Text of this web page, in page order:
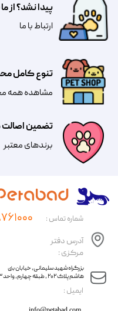
تضمین اصالت
​​برندهای معتبر​​​​​​​
تنوع کامل
مشاهده همه
پیدا نشد؟
​​​ارتباط با ما
​ایمیل :
آدرس دفتر
مرکزی :
​​بزرگراه شهید سلیمانی، خیابان بنی
هاشم پلاک ۲۰۲ ، طبقه چهارم، واحد ۴۳
شماره تماس : ۰۲۱-